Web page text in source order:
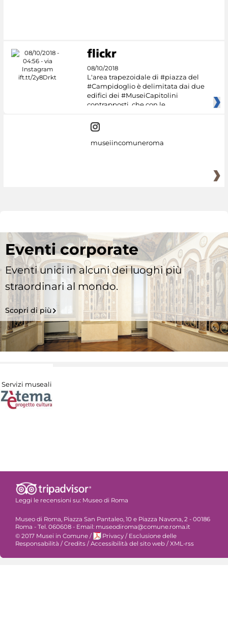
08/10/2018
L'area trapezoidale di #piazza del
#Campidoglio è delimitata dai due
edifici dei #MuseiCapitolini
contrapposti, che con le
museiincomuneroma
Eventi corporate
Eventi unici in alcuni dei luoghi più
straordinari al mondo.
Scopri di più
Servizi museali
Leggi le recensioni su: Museo di Roma
Museo di Roma, Piazza San Pantaleo, 10 e Piazza Navona, 2 - 00186
Roma - Tel. 060608 - Email: museodiroma@comune.roma.it
© 2017 Musei in Comune / Privacy / Esclusione delle
Responsabilità / Credits / Accessibilità del sito web / XML-rss